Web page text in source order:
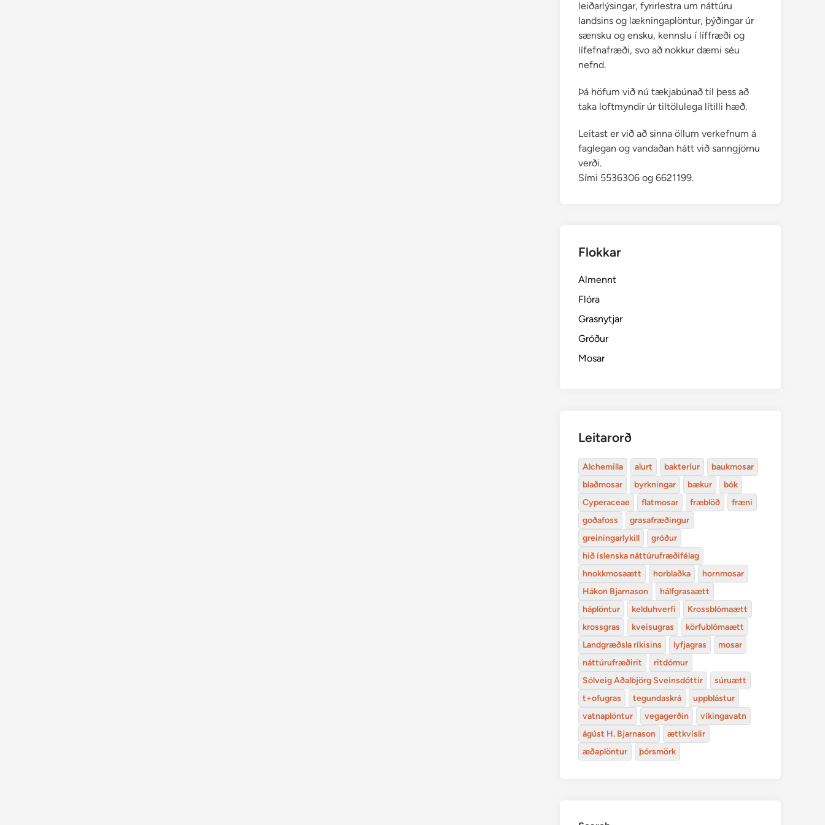
leiðarlýsingar, fyrirlestra um náttúru
landsins og lækningaplöntur, þýðingar úr
sænsku og ensku, kennslu í líffræði og
lífefnafræði, svo að nokkur dæmi séu
nefnd.
Þá höfum við nú tækjabúnað til þess að
taka loftmyndir úr tiltölulega lítilli hæð.
Leitast er við að sinna öllum verkefnum á
faglegan og vandaðan hátt við sanngjörnu
verði.
Sími 5536306 og 6621199.
Flokkar
Almennt
Flóra
Grasnytjar
Gróður
Mosar
Leitarorð
Alchemilla alurt bakteríur
baukmosar
blaðmosar
byrkningar bækur
bók
Cyperaceae
flatmosar fræblöð
fræni
goðafoss
grasafræðingur
greiningarlykill
gróður
hið íslenska náttúrufræðifélag
hnokkmosaætt
horblaðka
hornmosar
Hákon Bjarnason
hálfgrasaætt
háplöntur
kelduhverfi
Krossblómaætt
krossgras
kveisugras
körfublómaætt
Landgræðsla ríkisins
lyfjagras
mosar
náttúrufræðirit
ritdómur
Sólveig Aðalbjörg Sveinsdóttir
súruætt
t+ofugras
tegundaskrá
uppblástur
vatnaplöntur
vegagerðin
víkingavatn
ágúst H. Bjarnason
ættkvíslir
æðaplöntur
þórsmörk